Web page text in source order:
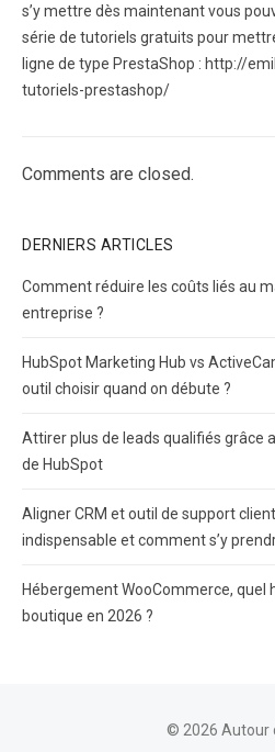
s’y mettre dès maintenant vous
série de tutoriels gratuits pour
ligne de type PrestaShop : http://
tutoriels-prestashop/
Comments are closed.
DERNIERS ARTICLES
Comment réduire les coûts liés au
entreprise ?
HubSpot Marketing Hub vs
outil choisir quand on débute ?
Attirer plus de leads qualifiés grâce
de HubSpot
Aligner CRM et outil de support
indispensable et comment s’y
Hébergement WooCommerce, quel
boutique en 2026 ?
© 2026 Autour